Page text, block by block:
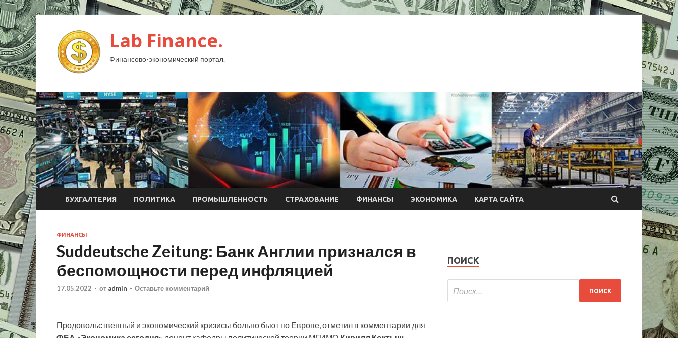
Lab Finance.
Финансово-экономический портал.
БУХГАЛТЕРИЯ ПОЛИТИКА ПРОМЫШЛЕННОСТЬ СТРАХОВАНИЕ ФИНАНСЫ ЭКОНОМИКА КАРТА САЙТА
ФИНАНСЫ
Suddeutsche Zeitung: Банк Англии признался в
беспомощности перед инфляцией
17.05.2022 - от admin - Оставьте комментарий
Продовольственный и экономический кризисы больно бьют по Европе, отметил в комментарии для
ПОИСК